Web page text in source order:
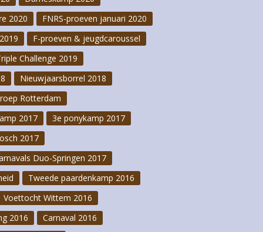
2020
FNRS-proeven januari 2020
F-proeven & jeugdcaroussel
Challenge 2019
Nieuwjaarsborrel 2018
Rotterdam
2017
3e ponykamp 2017
2017
Duo-Springen 2017
Tweede paardenkamp 2016
Voettocht Wittem 2016
2016
Carnaval 2016